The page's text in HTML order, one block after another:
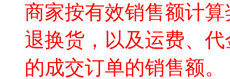
商家按有效销售额计
退换货，以及运费、
的成交订单的销售额。